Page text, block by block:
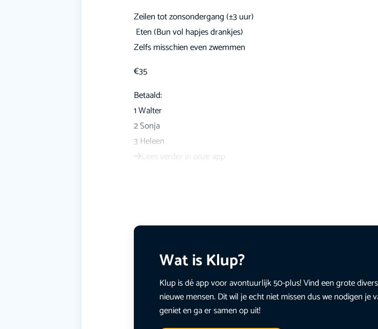
️Zeilen tot zonsondergang (±3 uur)
️ Eten (Bun vol hapjes drankjes)
️Zelfs misschien even zwemmen
€35
Betaald:
1 Walter
2 Sonja
3 Heleen
Lees verder in onze app
Wat is Klup?
Klup is dé app voor avontuurlijk 50-plus! Vind een grote
nieuwe mensen. Dit wil je echt niet missen dus we nodigen
geniet en ga er samen op uit!